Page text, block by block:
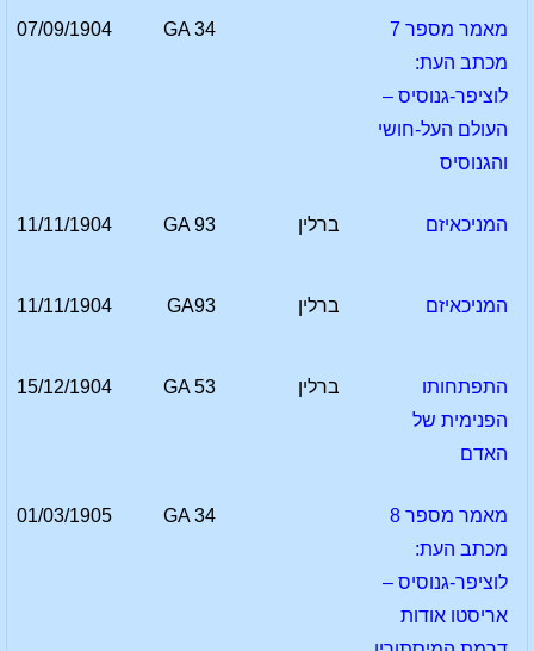
מאמר מספר 7
מכתב העת:
לוציפר-גנוסיס –
העולם העל-חושי
והגנוסיס
GA 34
07/09/1904
המניכאיזם ברלין GA 93
11/11/1904
המניכאיזם ברלין GA93
11/11/1904
התפתחותו
הפנימית של
האדם
ברלין GA 53
15/12/1904
מאמר מספר 8
מכתב העת:
לוציפר-גנוסיס –
אריסטו אודות
GA 34
01/03/1905